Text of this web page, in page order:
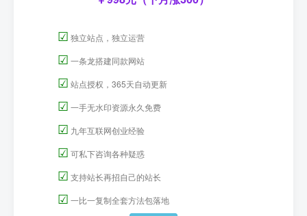
☑ 独立站点，独立运营
☑ 一条龙搭建同款网站
☑ 站点授权，365天自动更新
☑ 一手无水印资源永久免费
☑ 九年互联网创业经验
☑ 可私下咨询各种疑惑
☑ 支持站长再招自己的站长
☑ 一比一复制全套方法包落地